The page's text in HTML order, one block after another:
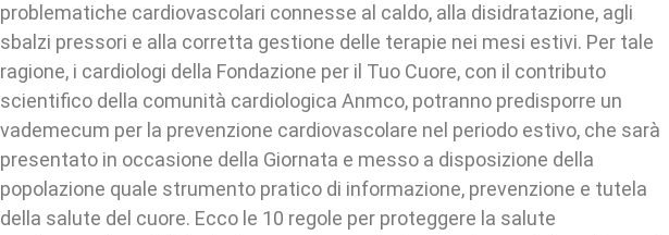
problematiche cardiovascolari connesse al caldo, alla disidratazione, agli
sbalzi pressori e alla corretta gestione delle terapie nei mesi estivi. Per tale
ragione, i cardiologi della Fondazione per il Tuo Cuore, con il contributo
scientifico della comunità cardiologica Anmco, potranno predisporre un
vademecum per la prevenzione cardiovascolare nel periodo estivo, che sarà
presentato in occasione della Giornata e messo a disposizione della
popolazione quale strumento pratico di informazione, prevenzione e tutela
della salute del cuore. Ecco le 10 regole per proteggere la salute